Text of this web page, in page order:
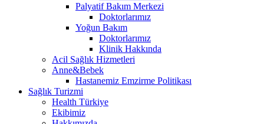
Palyatif Bakım Merkezi
Doktorlarımız
Yoğun Bakım
Doktorlarımız
Klinik Hakkında
Acil Sağlık Hizmetleri
Anne&Bebek
Hastanemiz Emzirme Politikası
Sağlık Turizmi
Health Türkiye
Ekibimiz